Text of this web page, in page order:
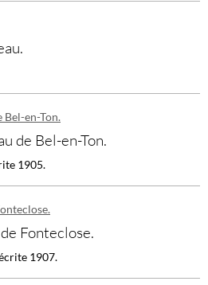
de Bel-en-Ton.
1905.
Fonteclose.
1907.